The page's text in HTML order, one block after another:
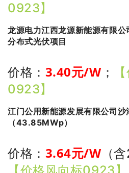
0923】
龙源电力江西龙源新能源有限
分布式光伏项目
价格： 3.40元/W ；
0923】
江门公用新能源发展有限公司沙
（43.85MWp）
价格： 3.64元/W （